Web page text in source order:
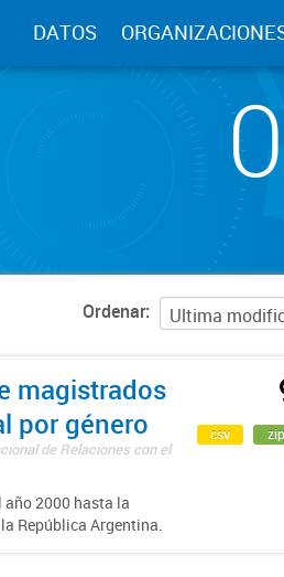
DATOS
Ordenar
magistrados
por género
de Relaciones con el
2000 hasta la
República Argentina.
csv zip